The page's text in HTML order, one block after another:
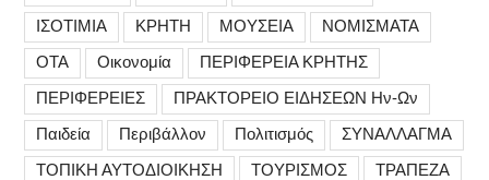
ΙΣΟΤΙΜΙΑ
ΚΡΗΤΗ ΜΟΥΣΕΙΑ
ΝΟΜΙΣΜΑΤΑ
ΟΤΑ
Οικονομία
ΠΕΡΙΦΕΡΕΙΑ ΚΡΗΤΗΣ
ΠΕΡΙΦΕΡΕΙΕΣ
ΠΡΑΚΤΟΡΕΙΟ ΕΙΔΗΣΕΩΝ Ην-Ων
Παιδεία
Περιβάλλον Πολιτισμός
ΣΥΝΑΛΛΑΓΜΑ
ΤΟΠΙΚΗ ΑΥΤΟΔΙΟΙΚΗΣΗ
ΤΟΥΡΙΣΜΟΣ
ΤΡΑΠΕΖΑ